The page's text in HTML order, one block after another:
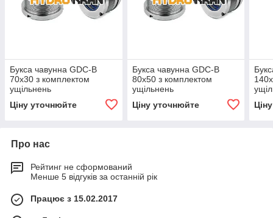
Букса чавунна GDC-B
70х30 з комплектом
ущільнень
Ціну уточнюйте
Букса чавунна GDC-B
80х50 з комплектом
ущільнень
Ціну уточнюйте
Про нас
Рейтинг не сформований
Менше 5 відгуків за останній рік
Працює з 15.02.2017